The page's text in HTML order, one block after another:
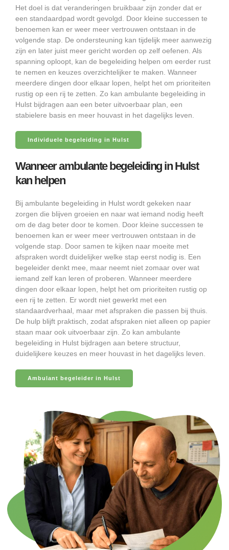
Het doel is dat veranderingen bruikbaar zijn zonder dat er
een standaardpad wordt gevolgd. Door kleine successen te
benoemen kan er weer meer vertrouwen ontstaan in de
volgende stap. De ondersteuning kan tijdelijk meer aanwezig
zijn en later juist meer gericht worden op zelf oefenen. Als
spanning oploopt, kan de begeleiding helpen om eerder rust
te nemen en keuzes overzichtelijker te maken. Wanneer
meerdere dingen door elkaar lopen, helpt het om prioriteiten
rustig op een rij te zetten. Zo kan ambulante begeleiding in
Hulst bijdragen aan een beter uitvoerbaar plan, een
stabielere basis en meer houvast in het dagelijks leven.
Individuele begeleiding in Hulst
Wanneer ambulante begeleiding in Hulst
kan helpen
Bij ambulante begeleiding in Hulst wordt gekeken naar
zorgen die blijven groeien en naar wat iemand nodig heeft
om de dag beter door te komen. Door kleine successen te
benoemen kan er weer meer vertrouwen ontstaan in de
volgende stap. Door samen te kijken naar moeite met
afspraken wordt duidelijker welke stap eerst nodig is. Een
begeleider denkt mee, maar neemt niet zomaar over wat
iemand zelf kan leren of proberen. Wanneer meerdere
dingen door elkaar lopen, helpt het om prioriteiten rustig op
een rij te zetten. Er wordt niet gewerkt met een
standaardverhaal, maar met afspraken die passen bij thuis.
De hulp blijft praktisch, zodat afspraken niet alleen op papier
staan maar ook uitvoerbaar zijn. Zo kan ambulante
begeleiding in Hulst bijdragen aan betere structuur,
duidelijkere keuzes en meer houvast in het dagelijks leven.
Ambulant begeleider in Hulst